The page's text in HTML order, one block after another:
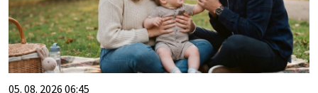
05. 08. 2026 06:45